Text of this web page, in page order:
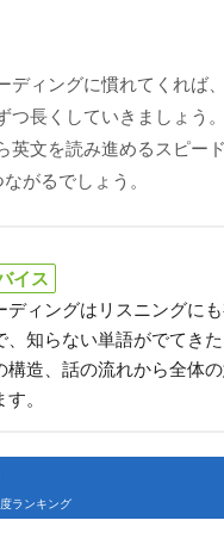
ディングに慣れてくれば
つ長くしていきましょう
英文を読み進めるスピー
がるでしょう。
イス
ディングはリスニングに
、知らない単語がでてき
構造、話の流れから全体
。
ランキング